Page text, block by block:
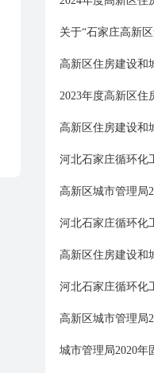
关于“石家庄高新
高新区住房建设和
2023年度高新区
高新区住房建设和
河北石家庄循环化
高新区城市管理局
河北石家庄循环化
高新区住房建设和
河北石家庄循环化
高新区城市管理局
城市管理局2020年